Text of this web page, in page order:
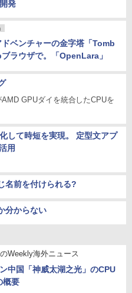
発
ベンチャーの金字塔「Tomb
ラウザで。「OpenLara」
GPUダイを統合したCPUを
して時短を実現。 定型文アプ
用
名前を付けられる?
分からない
Weekly海外ニュース
中国「神威太湖之光」のCPU
概要